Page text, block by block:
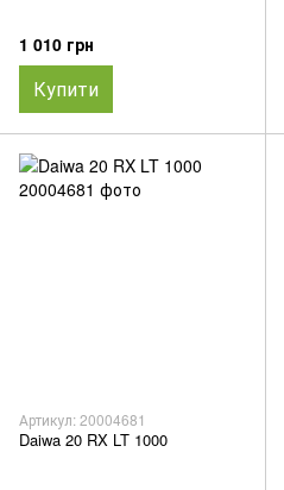
1 010 грн
Купити
Артикул: 20004681
Daiwa 20 RX LT 1000